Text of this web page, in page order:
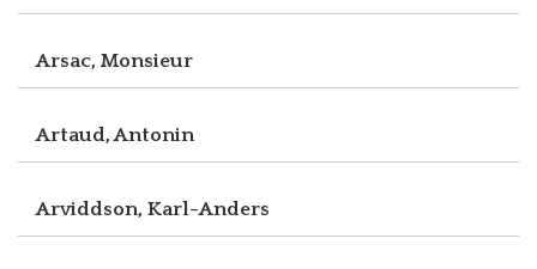
Arsac, Monsieur
Artaud, Antonin
Arviddson, Karl-Anders